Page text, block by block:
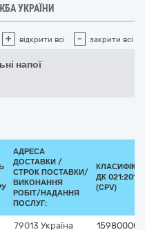
УКРАЇНИ
+ відкрити всі - закрити всі
напої
АДРЕСА
ДОСТАВКИ /
СТРОК ПОСТАВКИ/
ВИКОНАННЯ
РОБІТ/НАДАННЯ
ПОСЛУГ:
ДК 021:2015
(CPV)
79013 Україна
15980000-